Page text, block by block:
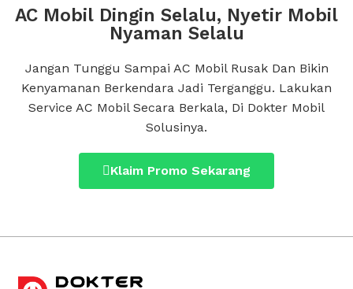
AC Mobil Dingin Selalu, Nyetir Mobil
Nyaman Selalu
Jangan Tunggu Sampai AC Mobil Rusak Dan Bikin
Kenyamanan Berkendara Jadi Terganggu. Lakukan
Service AC Mobil Secara Berkala, Di Dokter Mobil
Solusinya.
Klaim Promo Sekarang